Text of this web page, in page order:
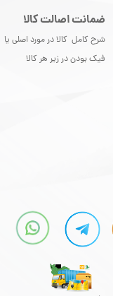
ضمانت اصالت کالا
شرح کامل کالا در مورد اصلی یا
فیک بودن در زیر هر کالا